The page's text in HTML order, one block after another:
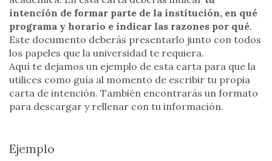
intención de formar parte de la institución, en qué
programa y horario e indicar las razones por qué.
Este documento deberás presentarlo junto con todos
los papeles que la universidad te requiera.
Aquí te dejamos un ejemplo de esta carta para que la
utilices como guía al momento de escribir tu propia
carta de intención. También encontrarás un formato
para descargar y rellenar con tu información.
Ejemplo